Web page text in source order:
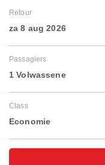
Retour
za 8 aug 2026
Passagiers
1 Volwassene
Class
Economie